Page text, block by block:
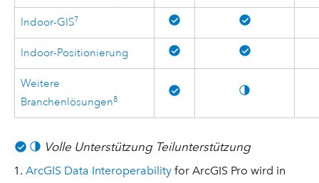
Indoor-GIS7
Indoor-Positionierung
Weitere
Branchenlösungen8
Volle Unterstützung Teilunterstützung
ArcGIS Data Interoperabilityfor ArcGIS Pro wird in